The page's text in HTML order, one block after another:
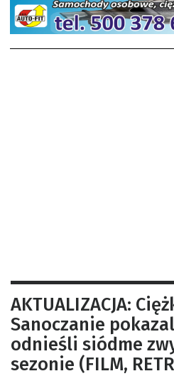
AKTUALIZACJA:
Sanoczanie
odnieśli siódme
sezonie (FILM,